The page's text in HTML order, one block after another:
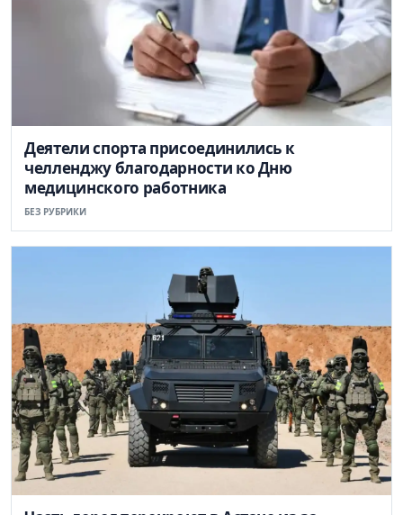
Деятели спорта присоединились к
челленджу благодарности ко Дню
медицинского работника
БЕЗ РУБРИКИ